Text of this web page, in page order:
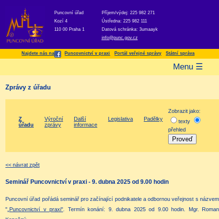
Puncovní úřad
Kozí 4
110 00 Praha 1
Příjem/výdej: 225 982 271
Ústředna: 225 982 111
Datová schránka: 3umaayk
info@punc.gov.cz
Najdete nás na Puncovnictví v praxi Portál veřejné správy Státní správa
Menu ☰
Zprávy z úřadu
Z
úřadu
Výroční
zprávy
Další
informace
Legislativa Padělky
Zobrazit jako:
texty
přehled
<< návrat zpět
Seminář Puncovnictví v praxi - 9. dubna 2025 od 9.00 hodin
Puncovní úřad pořádá seminář pro začínající podnikatele a odbornou veřejnost s názvem
" „Puncovnictví v praxi" . Termín konání: 9. dubna 2025 od 9.00 hodin. Mgr. Roman